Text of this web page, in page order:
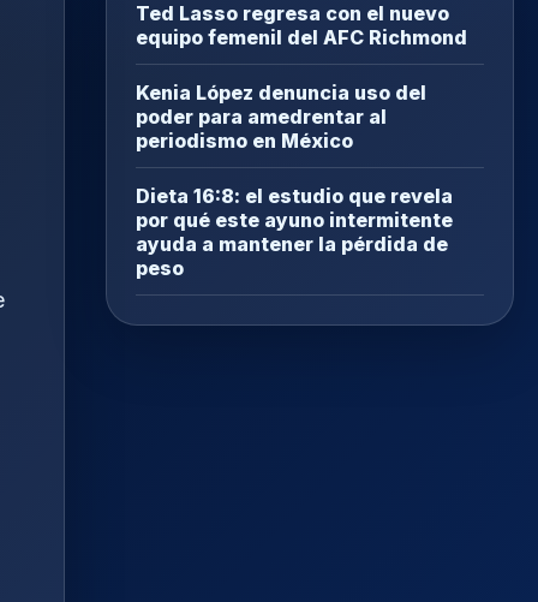
Ted Lasso regresa con el nuevo
equipo femenil del AFC Richmond
Kenia López denuncia uso del
poder para amedrentar al
periodismo en México
Dieta 16:8: el estudio que revela
por qué este ayuno intermitente
ayuda a mantener la pérdida de
peso